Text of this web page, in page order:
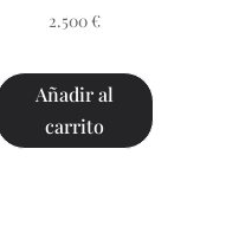
2.500 €
Añadir al
carrito